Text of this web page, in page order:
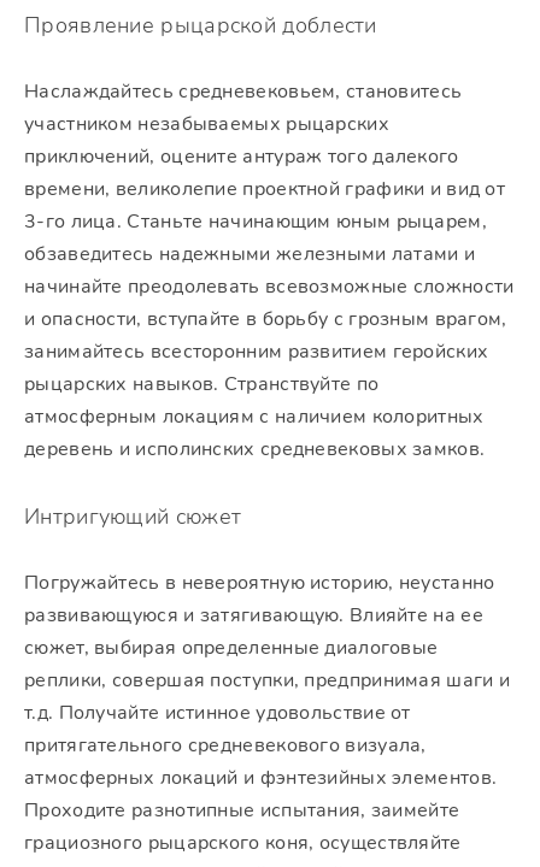
Проявление рыцарской доблести
Наслаждайтесь средневековьем, становитесь
участником незабываемых рыцарских
приключений, оцените антураж того далекого
времени, великолепие проектной графики и вид от
3-го лица. Станьте начинающим юным рыцарем,
обзаведитесь надежными железными латами и
начинайте преодолевать всевозможные сложности
и опасности, вступайте в борьбу с грозным врагом,
занимайтесь всесторонним развитием геройских
рыцарских навыков. Странствуйте по
атмосферным локациям с наличием колоритных
деревень и исполинских средневековых замков.
Интригующий сюжет
Погружайтесь в невероятную историю, неустанно
развивающуюся и затягивающую. Влияйте на ее
сюжет, выбирая определенные диалоговые
реплики, совершая поступки, предпринимая шаги и
т.д. Получайте истинное удовольствие от
притягательного средневекового визуала,
атмосферных локаций и фэнтезийных элементов.
Проходите разнотипные испытания, заимейте
грациозного рыцарского коня, осуществляйте